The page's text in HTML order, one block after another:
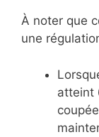
À noter que
une
atteint